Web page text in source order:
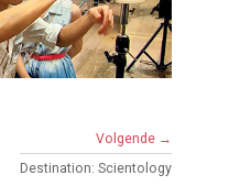
Volgende →
Destination: Scientology